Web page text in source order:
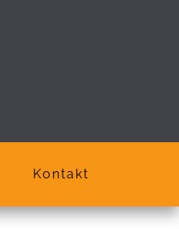
Kontakt